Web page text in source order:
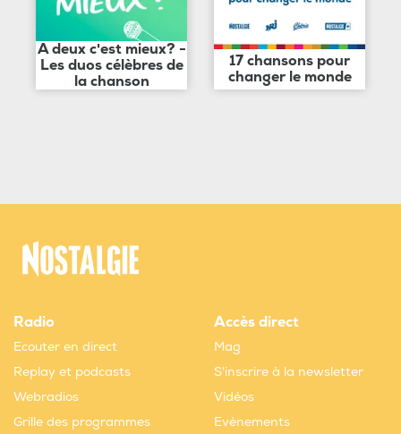
A deux c'est mieux? -
Les duos célèbres de
la chanson
17 chansons pour
changer le monde
Radio
Ecouter en direct
Replay et podcasts
Webradios
Grille des programmes
Accès direct
Mag
S'inscrire à la newsletter
Vidéos
Evènements